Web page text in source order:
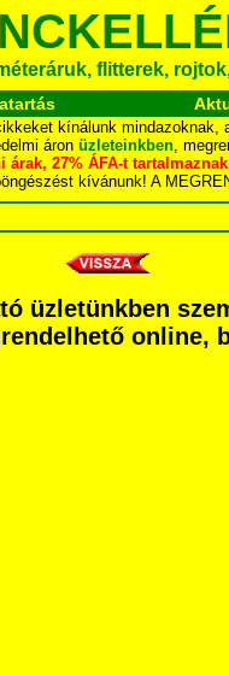
flitterek,
kínálunk
áron üzleteinkben,
27% ÁFA-t
kívánunk! A
üzletünkben
online,